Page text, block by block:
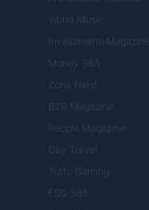
World Music
Investimenti Magazine
Money 365
Zona Nerd
B2B Magazine
People Magazine
Day Travel
Tutto Gaming
ESG 365